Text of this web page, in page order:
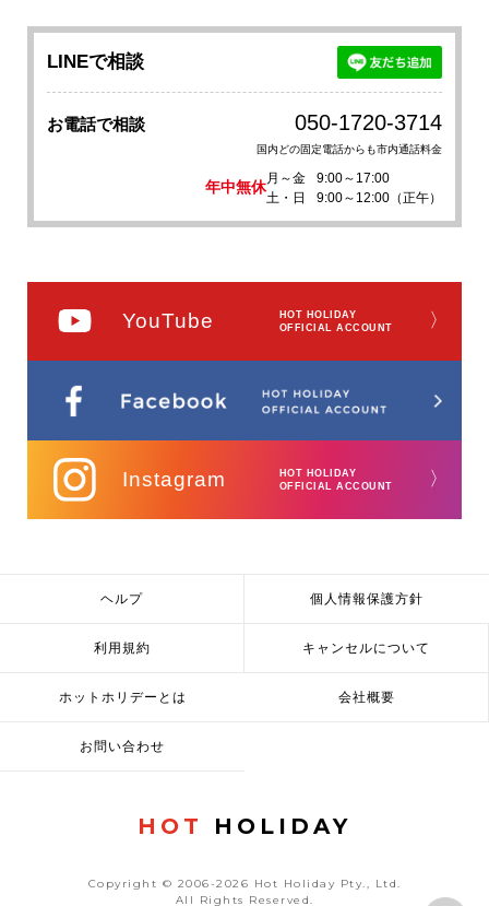
LINEで相談
お電話で相談 050-1720-3714
国内どの固定電話からも市内通話料金
年中無休
月～金
9:00～17:00
土・日
9:00～12:00（正午）
YouTube
HOT HOLIDAY
OFFICIAL ACCOUNT
〉
Instagram
HOT HOLIDAY
OFFICIAL ACCOUNT
〉
ヘルプ 個人情報保護方針
利用規約 キャンセルについて
ホットホリデーとは 会社概要
お問い合わせ
HOT HOLIDAY
Copyright © 2006-2026 Hot Holiday Pty., Ltd.
All Rights Reserved.